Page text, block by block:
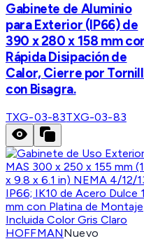
Gabinete de Aluminio
para Exterior (IP66) de
390 x 280 x 158 mm
Rápida Disipación de
Calor, Cierre por
con Bisagra.
TXG-03-83TXG-03-83
HOFFMANNuevo